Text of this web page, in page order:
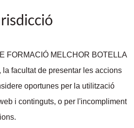
FORMACIÓ MELCHOR BOTELLA
la facultat de presentar les accions
oportunes per la utilització
i continguts, o per l'incompliment